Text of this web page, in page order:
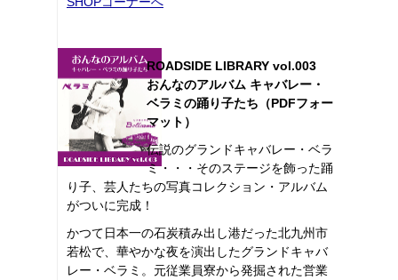
ROADSIDE LIBRARY vol.003
おんなのアルバム キャバレー・
ベラミの踊り子たち（PDFフォー
マット）
伝説のグランドキャバレー・ベラ
ミ・・・そのステージを飾った踊
り子、芸人たちの写真コレクション・アルバム
がついに完成！
かつて日本一の石炭積み出し港だった北九州市
若松で、華やかな夜を演出したグランドキャバ
レー・ベラミ。元従業員寮から発掘された営業